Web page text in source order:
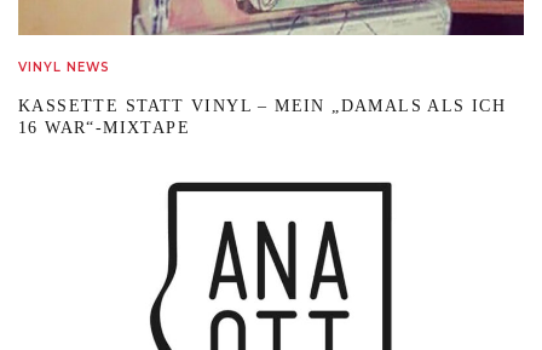
VINYL NEWS
KASSETTE STATT VINYL – MEIN „DAMALS ALS ICH
16 WAR“-MIXTAPE